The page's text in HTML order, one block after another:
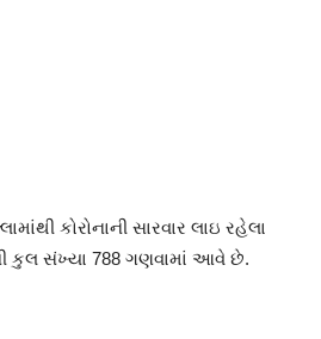
કોરોનાની સારવાર લાઇ રહેલા
કુલ સંખ્યા 788 ગણવામાં આવે છે.